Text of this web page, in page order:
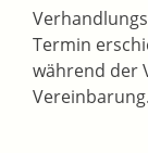
Termin
während der
Vereinbarung.